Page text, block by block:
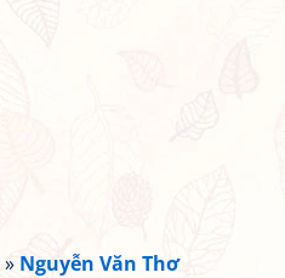
» Nguyễn Văn Thơ